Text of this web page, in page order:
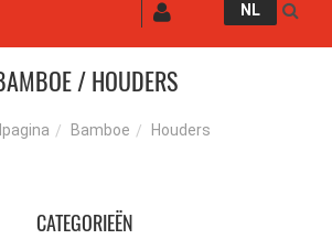
NL
/ HOUDERS
Bamboe Houders
CATEGORIEËN